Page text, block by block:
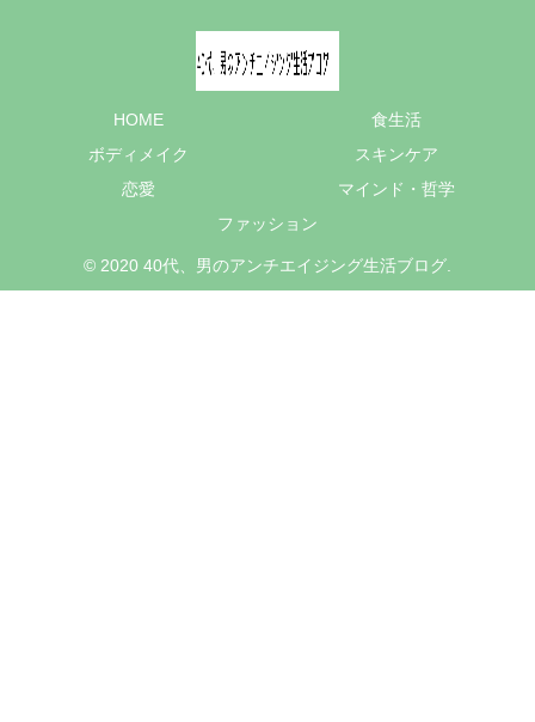
HOME
食生活
ボディメイク
スキンケア
恋愛
マインド・哲学
ファッション
© 2020 40代、男のアンチエイジング生活ブログ.